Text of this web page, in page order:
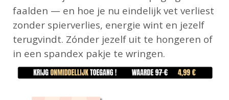
faalden — en hoe je nu eindelijk vet verliest
zonder spierverlies, energie wint en jezelf
terugvindt. Zónder jezelf uit te hongeren of
in een spandex pakje te wringen.